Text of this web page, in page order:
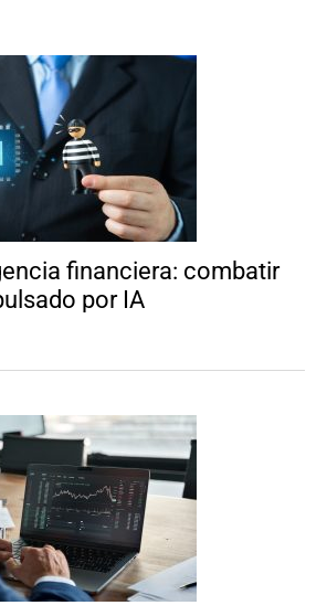
financiera: combatir
por IA